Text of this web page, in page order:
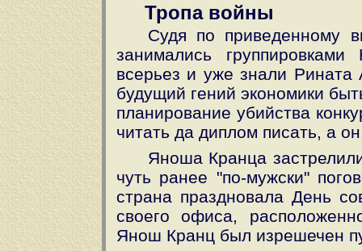
Тропа войны
Судя по приведенному
занимались
всерьез и уже знали
будущий гений экономики
планирование убийства
читать да диплом писать, а
Яноша Кранца
чуть ранее "по-мужски"
страна праздновала День
своего офиса,
Янош Кранц был изрешечен